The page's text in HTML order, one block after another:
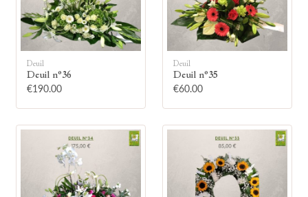
Deuil
Deuil n°36
€190.00
Deuil
Deuil n°35
€60.00